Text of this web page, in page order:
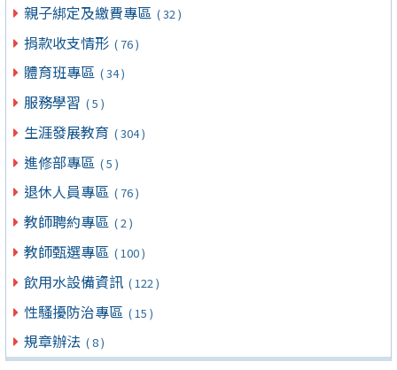
親子綁定及繳費專區 ( 32 )
捐款收支情形 ( 76 )
體育班專區 ( 34 )
服務學習 ( 5 )
生涯發展教育 ( 304 )
進修部專區 ( 5 )
退休人員專區 ( 76 )
教師聘約專區 ( 2 )
教師甄選專區 ( 100 )
飲用水設備資訊 ( 122 )
性騷擾防治專區 ( 15 )
規章辦法 ( 8 )